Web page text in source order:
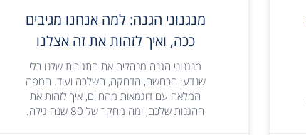
מנגנוני הגנה: למה אנחנו מגיבים
ככה, ואיך לזהות את זה אצלנו
מנגנוני הגנה מנהלים את התגובות שלנו בלי
שנדע: הכחשה, הדחקה, השלכה ועוד. המפה
המלאה עם דוגמאות מהחיים, איך לזהות את
ההגנות שלכם, ומה מחקר של 80 שנה גילה.